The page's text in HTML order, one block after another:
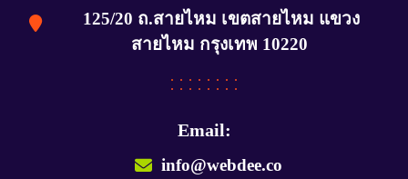
125/20 ถ.สายไหม เขตสายไหม แขวง
สายไหม กรุงเทพ 10220
Email:
info@webdee.co